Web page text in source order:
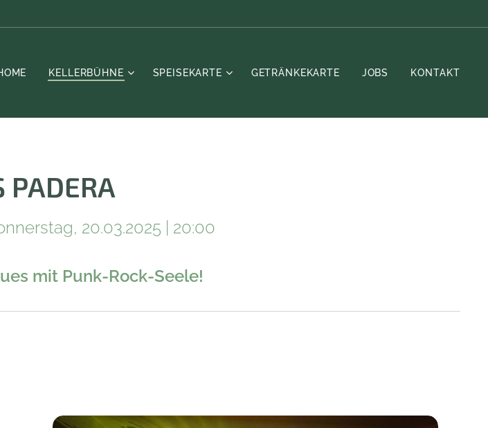
KELLERBÜHNE SPEISEKARTE GETRÄNKEKARTE JOBS KONTAKT
PADERA
20.03.2025 | 20:00
mit Punk-Rock-Seele!